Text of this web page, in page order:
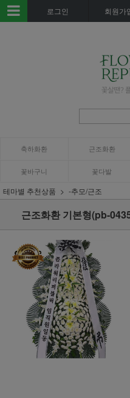
로그인 회원가
축하화환 근조화환
꽃바구니 꽃다발
테마별 추천상품 -추모/근조
근조화환 기본형(pb-